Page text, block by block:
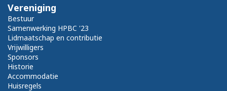
Vereniging
Bestuur
Samenwerking HPBC '23
Lidmaatschap en contributie
Vrijwilligers
Sponsors
Historie
Accommodatie
Huisregels